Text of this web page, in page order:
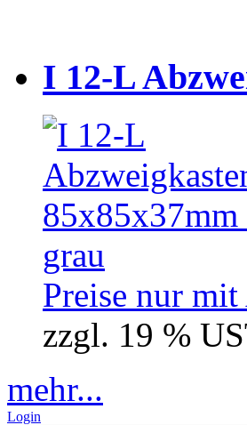
I 12-L
Preise nur
zzgl. 19 %
mehr...
Login